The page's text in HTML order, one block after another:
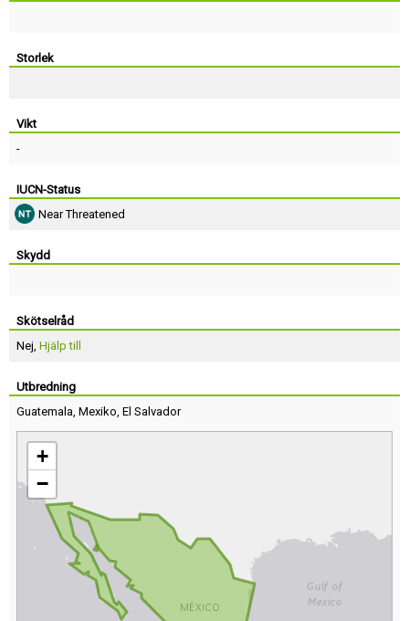
Storlek
Vikt
-
IUCN-Status
Near Threatened
Skydd
Skötselråd
Nej, Hjälp till
Utbredning
Guatemala, Mexiko, El Salvador
+
−